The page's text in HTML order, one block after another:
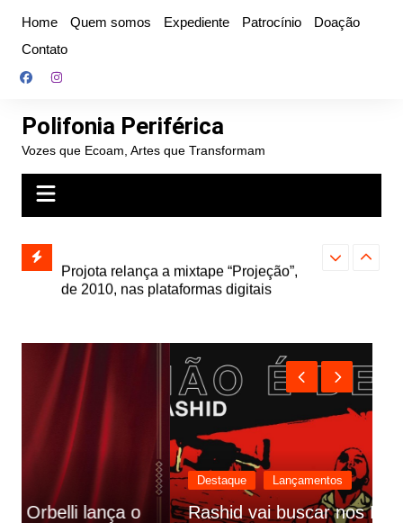
conteúdo
Home Quem somos Expediente Patrocínio
Doação
Contato
Polifonia Periférica
Vozes que Ecoam, Artes que Transformam
e abre
autoral,
de 2010, nas plataformas digitais
Farofa
Destaque Lançamentos
Rashid vai buscar nos HQs as